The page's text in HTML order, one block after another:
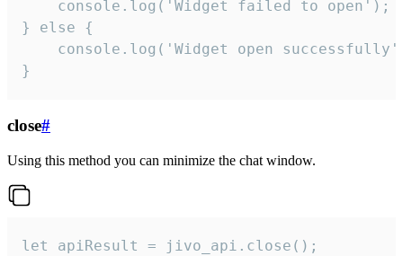
    console.log('Widget failed to open');
} else {
console.log('Widget open
}
close#
Using this method you can minimize the chat window.
let apiResult = jivo_api.close();